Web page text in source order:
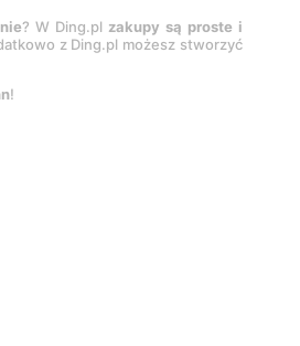
? W Ding.pl zakupy są proste i
z Ding.pl możesz stworzyć
!